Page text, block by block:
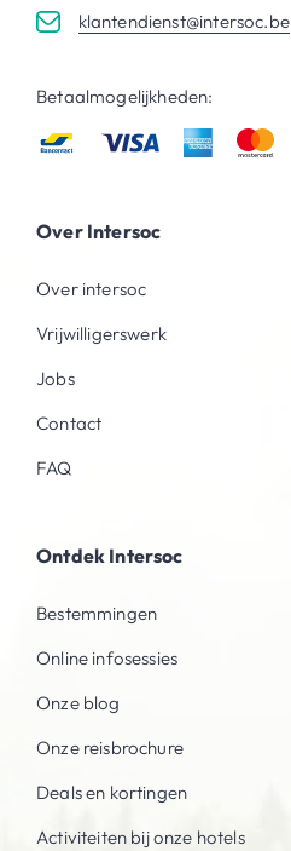
klantendienst@intersoc.be
Betaalmogelijkheden:
Over Intersoc
Over intersoc
Vrijwilligerswerk
Jobs
Contact
FAQ
Ontdek Intersoc
Bestemmingen
Online infosessies
Onze blog
Onze reisbrochure
Deals en kortingen
Activiteiten bij onze hotels